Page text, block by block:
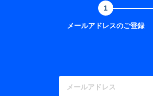
メールアドレスのご登録